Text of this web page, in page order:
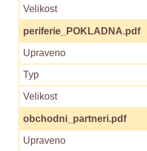
periferie_POKLADNA.pdf
obchodni_partneri.pdf